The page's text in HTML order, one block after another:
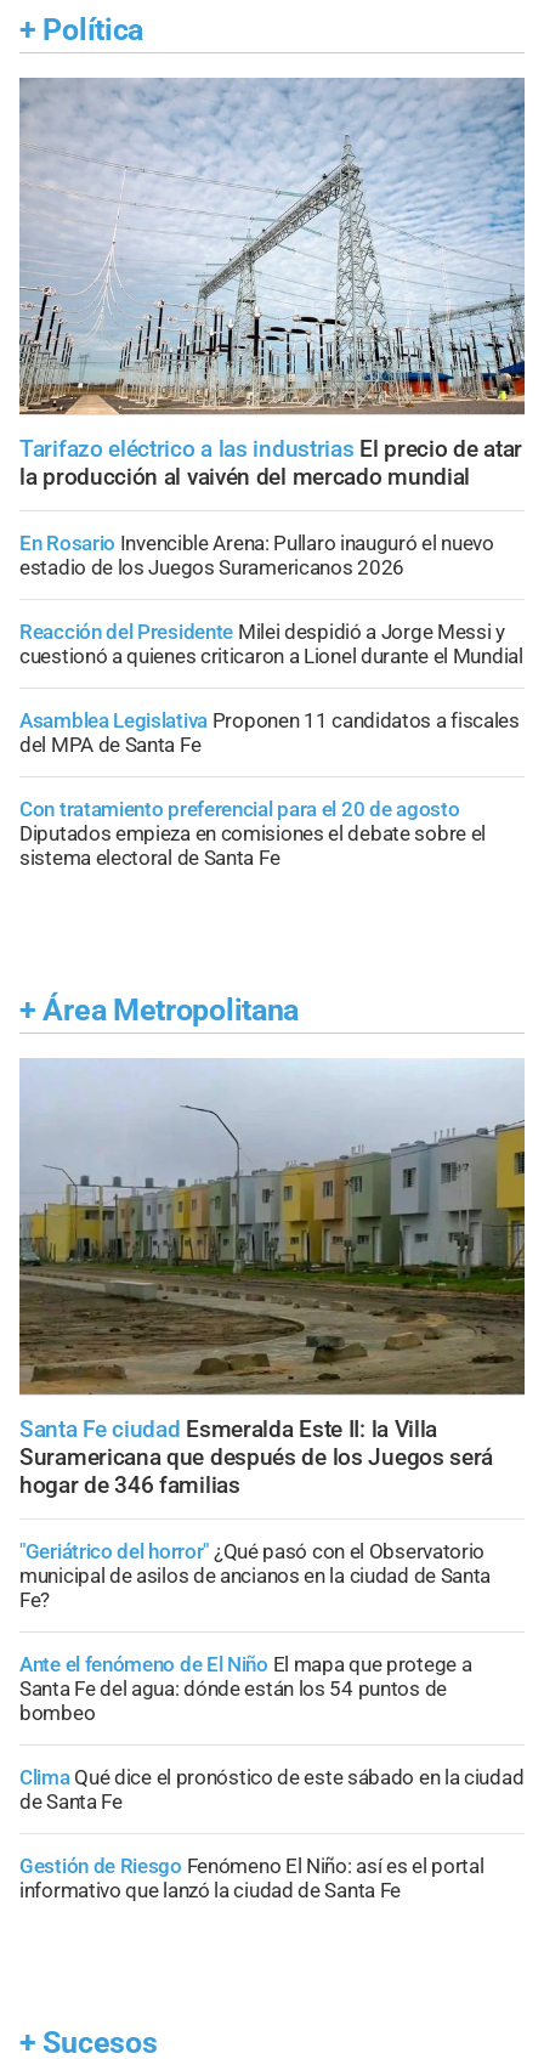
+ Política
Tarifazo eléctrico a las industrias El precio de atar
la producción al vaivén del mercado mundial
En Rosario Invencible Arena: Pullaro inauguró el nuevo
estadio de los Juegos Suramericanos 2026
Reacción del Presidente Milei despidió a Jorge Messi y
cuestionó a quienes criticaron a Lionel durante el Mundial
Asamblea Legislativa Proponen 11 candidatos a fiscales
del MPA de Santa Fe
Con tratamiento preferencial para el 20 de agosto
Diputados empieza en comisiones el debate sobre el
sistema electoral de Santa Fe
+ Área Metropolitana
Santa Fe ciudad Esmeralda Este II: la Villa
Suramericana que después de los Juegos será
hogar de 346 familias
"Geriátrico del horror" ¿Qué pasó con el Observatorio
municipal de asilos de ancianos en la ciudad de Santa
Fe?
Ante el fenómeno de El Niño El mapa que protege a
Santa Fe del agua: dónde están los 54 puntos de
bombeo
Clima Qué dice el pronóstico de este sábado en la ciudad
de Santa Fe
Gestión de Riesgo Fenómeno El Niño: así es el portal
informativo que lanzó la ciudad de Santa Fe
+ Sucesos